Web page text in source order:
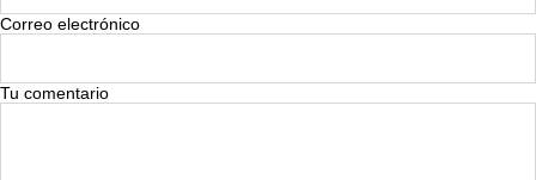
Correo electrónico
Tu comentario